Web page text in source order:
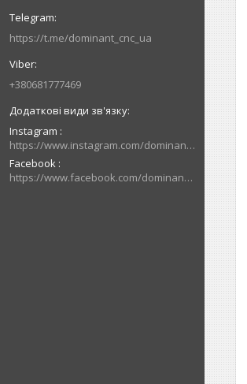
https://t.me/dominant_cnc_ua
+380681777469
Instagram
https://www.instagram.com/dominant_cnc
Facebook
https://www.facebook.com/dominantcnc